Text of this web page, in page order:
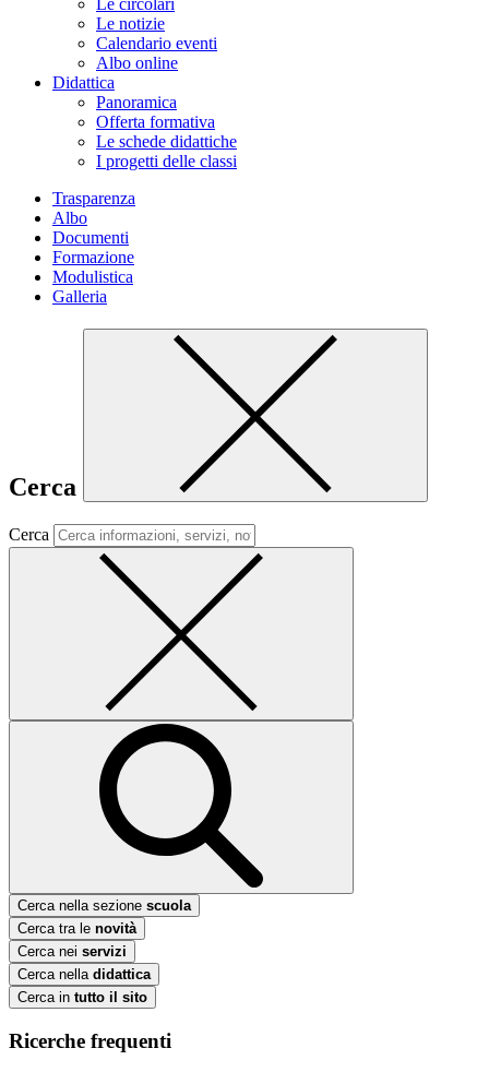
Le circolari
Le notizie
Calendario eventi
Albo online
Didattica
Panoramica
Offerta formativa
Le schede didattiche
I progetti delle classi
Trasparenza
Albo
Documenti
Formazione
Modulistica
Galleria
Cerca
Cerca
Cerca nella sezione scuola
Cerca tra le novità
Cerca nei servizi
Cerca nella didattica
Cerca in tutto il sito
Ricerche frequenti